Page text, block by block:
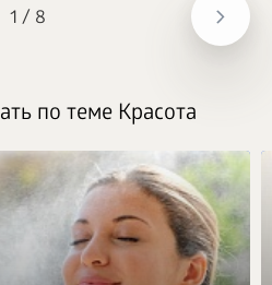
1 / 8
по теме Красота